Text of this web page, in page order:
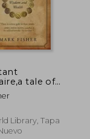
tale of
and wealth
Library, Tapa